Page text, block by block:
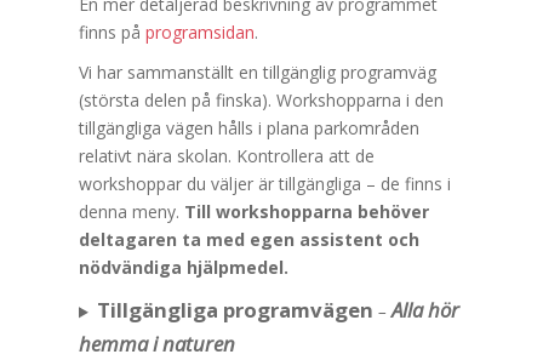
En mer detaljerad beskrivning av programmet
finns på programsidan.
Vi har sammanställt en tillgänglig programväg
(största delen på finska). Workshopparna i den
tillgängliga vägen hålls i plana parkområden
relativt nära skolan. Kontrollera att de
workshoppar du väljer är tillgängliga – de finns i
denna meny. Till workshopparna behöver
deltagaren ta med egen assistent och
nödvändiga hjälpmedel.
Tillgängliga programvägen –Alla hör
hemma i naturen